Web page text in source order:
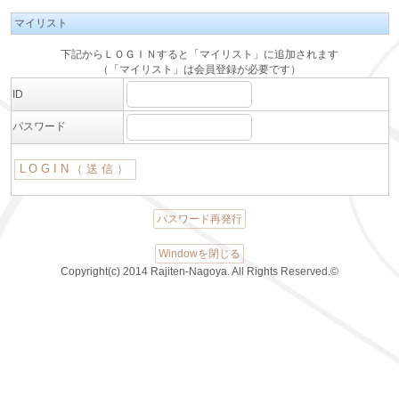
マイリスト
下記からＬＯＧＩＮすると「マイリスト」に追加されます
（「マイリスト」は会員登録が必要です）
ID
パスワード
パスワード再発行
Windowを閉じる
Copyright(c) 2014 Rajiten-Nagoya. All Rights Reserved.©